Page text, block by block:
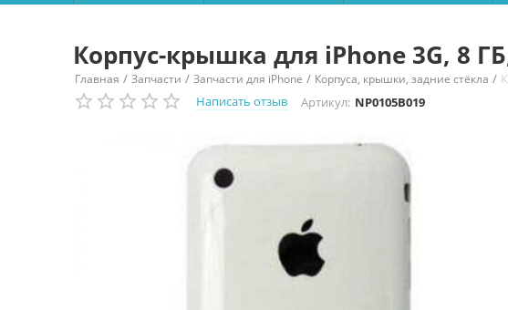
Корпус-крышка для iPhone 3G, 8
Главная / Запчасти / Запчасти для iPhone / Корпуса, крышки, задние стёкла /
Написать отзыв
Артикул: NP0105B019